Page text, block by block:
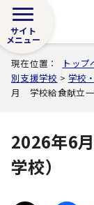
サイト
メニュー
現在位置： トップ
別支援学校 > 学校
月 学校給食献立一
2026年6
学校）